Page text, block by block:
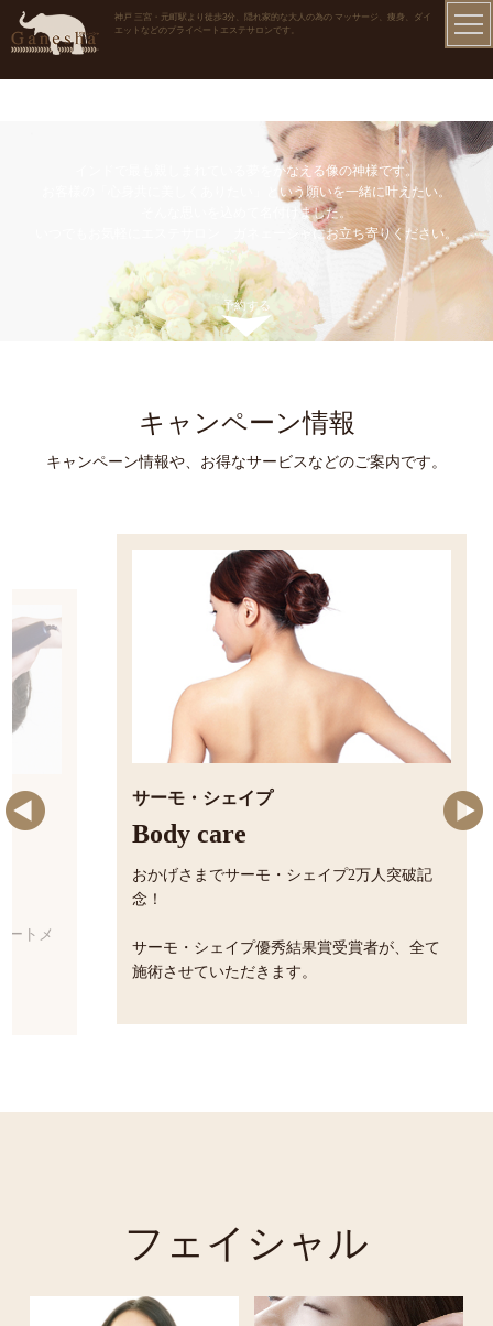
神戸 三宮・元町駅より徒歩3分、隠れ家的な大人の為の マッサージ、痩身、ダイ
エットなどのプライベートエステサロンです。
インドで最も親しまれている夢をかなえる像の神様です。
お客様の「心身共に美しくありたい」という願いを一緒に叶えたい。
そんな思いを込めて名付けました。
いつでもお気軽にエステサロン ガネェーシャにお立ち寄りください。
予約する
キャンペーン情報
キャンペーン情報や、お得なサービスなどのご案内です。
周年記念キャンペーン大好評！
Body care
周年記念キャンペーンが大人気につき継続
中！
ル）とフェイスビートダンスです！
とてもお得なキャンペーンなので、お試し
い(*^-^*)
メ
フェイシャル